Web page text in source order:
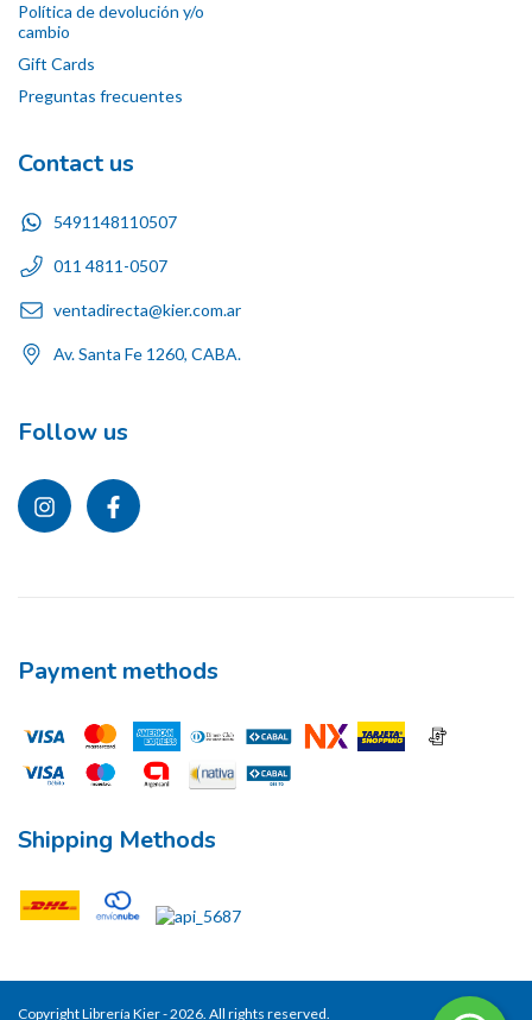
Política de devolución y/o
cambio
Gift Cards
Preguntas frecuentes
Contact us
5491148110507
011 4811-0507
ventadirecta@kier.com.ar
Av. Santa Fe 1260, CABA.
Follow us
Payment methods
Shipping Methods
Copyright Librería Kier - 2026. All rights reserved.